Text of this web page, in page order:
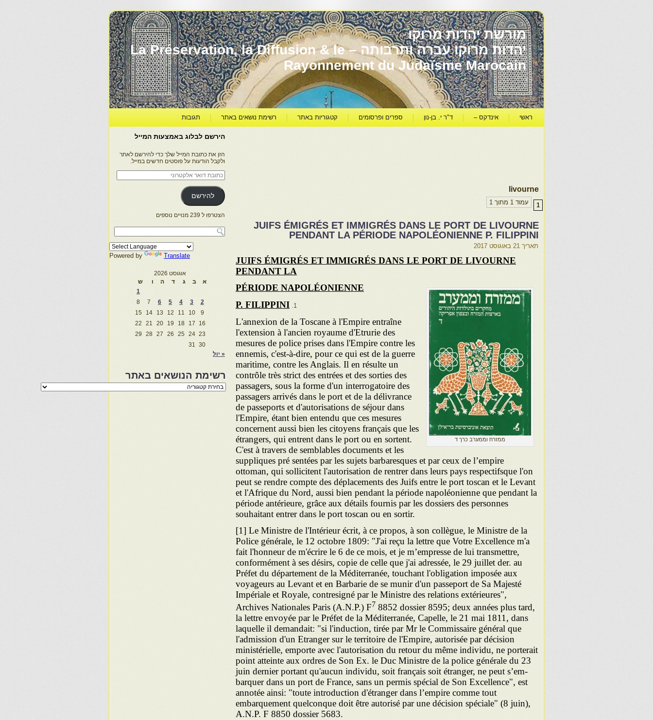
מורשת יהדות מרוקו
יהדות מרוקו עברה ותרבותה – La Préservation, la Diffusion & le
Rayonnement du Judaïsme Marocain
ראשי אינדקס – ד"ר י. בן-נון ספרים ופרסומים קטגוריות באתר רשימת נושאים באתר תגובות
livourne
עמוד 1 מתוך 1 1
JUIFS ÉMIGRÉS ET IMMIGRÉS DANS LE PORT DE LIVOURNE
PENDANT LA PÉRIODE NAPOLÉONIENNE P. FILIPPINI
תאריך 21 באוגוסט 2017
JUIFS ÉMIGRÉS ET IMMIGRÉS DANS LE PORT DE LIVOURNE
PENDANT LA
ממזרח וממערב כרך ד
PÉRIODE NAPOLÉONIENNE
P. FILIPPINI
L'annexion de la Toscane à l'Empire entraîne
l'extension à l'ancien royaume d'Etrurie des
mesures de police prises dans l'Empire contre les
ennemis, c'est-à-dire, pour ce qui est de la guerre
maritime, contre les Anglais. Il en résulte un
contrôle très strict des entrées et des sorties des
passagers, sous la forme d'un interrogatoire des
passagers arrivés dans le port et de la délivrance
de passeports et d'autorisations de séjour dans
l'Empire, étant bien entendu que ces mesures
concernent aussi bien les citoyens français que les
étrangers, qui entrent dans le port ou en sortent.
C'est à travers de semblables documents et les
suppliques pré sentées par les sujets barbaresques et par ceux de l’empire
ottoman, qui sollicitent l'autorisation de rentrer dans leurs pays respectifsque l'on
peut se rendre compte des déplacements des Juifs entre le port toscan et le Levant
et l'Afrique du Nord, aussi bien pendant la période napoléonienne que pendant la
période antérieure, grâce aux détails fournis par les dossiers des personnes
souhaitant entrer dans le port toscan ou en sortir.
[1] Le Ministre de l'Intérieur écrit, à ce propos, à son collègue, le Ministre de la
Police générale, le 12 octobre 1809: "J'ai reçu la lettre que Votre Excel­lence m'a
fait l'honneur de m'écrire le 6 de ce mois, et je m’empresse de lui transmettre,
conformément à ses désirs, copie de celle que j'ai adressée, le 29 juillet der. au
Préfet du département de la Méditerranée, touchant l'obligation imposée aux
voyageurs au Levant et en Barbarie de se munir d'un passeport de Sa Majesté
Impériale et Royale, contresigné par le Minis­tre des relations extérieures",
Archives Nationales Paris (A.N.P.) F7 8852 dossier 8595; deux années plus tard,
la lettre envoyée par le Préfet de la Méditerranée, Capelle, le 21 mai 1811, dans
laquelle il demandait: "si l'induction, tirée par Mr le Commissaire général que
l'admission d'un Etran­ger sur le territoire de l'Empire, autorisée par décision
ministérielle, emporte avec l'autorisation du retour du même individu, ne porterait
point atteinte aux ordres de Son Ex. le Duc Ministre de la police générale du 23
juin dernier portant qu'aucun individu, soit français soit étranger, ne peut s’em­
barquer dans un port de France, sans un permis spécial de Son Excellence", est
annotée ainsi: "toute introduction d'étranger dans l’empire comme tout
embarquement quelconque doit être autorisé par une décision spéciale" (8 juin),
A.N.P. F 8850 dossier 5683.
הירשם לבלוג באמצעות המייל
הזן את כתובת המייל שלך כדי להירשם לאתר
ולקבל הודעות על פוסטים חדשים במייל.
כתובת
דואר
אלקטרוני
להירשם
הצטרפו ל 239 מנויים נוספים
Powered by Translate
אוגוסט 2026
א
ב ג ד ה ו
ש
1
2
3
4
5
6
7
8
9
10
11
12
13
14
15
16
17
18
19
20
21
22
23
24
25
26
27
28
29
30
31
« יול
רשימת הנושאים באתר
רשימת
הנושאים